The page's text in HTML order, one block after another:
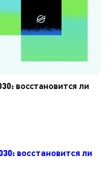
восстановится ли
восстановится ли